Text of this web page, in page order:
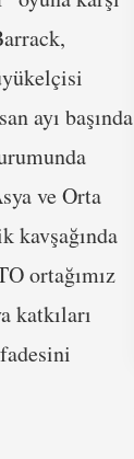
ayı başında
ve Orta
kavşağında
ortağımız
katkıları